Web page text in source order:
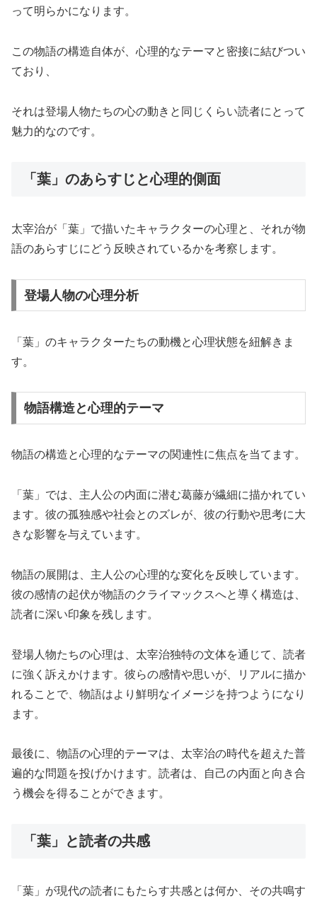
って明らかになります。
この物語の構造自体が、心理的なテーマと密接に結びつい
ており、
それは登場人物たちの心の動きと同じくらい読者にとって
魅力的なのです。
「葉」のあらすじと心理的側面
太宰治が「葉」で描いたキャラクターの心理と、それが物
語のあらすじにどう反映されているかを考察します。
登場人物の心理分析
「葉」のキャラクターたちの動機と心理状態を紐解きま
す。
物語構造と心理的テーマ
物語の構造と心理的なテーマの関連性に焦点を当てます。
「葉」では、主人公の内面に潜む葛藤が繊細に描かれてい
ます。彼の孤独感や社会とのズレが、彼の行動や思考に大
きな影響を与えています。
物語の展開は、主人公の心理的な変化を反映しています。
彼の感情の起伏が物語のクライマックスへと導く構造は、
読者に深い印象を残します。
登場人物たちの心理は、太宰治独特の文体を通じて、読者
に強く訴えかけます。彼らの感情や思いが、リアルに描か
れることで、物語はより鮮明なイメージを持つようになり
ます。
最後に、物語の心理的テーマは、太宰治の時代を超えた普
遍的な問題を投げかけます。読者は、自己の内面と向き合
う機会を得ることができます。
「葉」と読者の共感
「葉」が現代の読者にもたらす共感とは何か、その共鳴す